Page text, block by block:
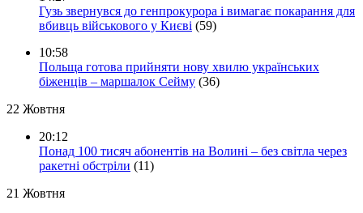
Гузь звернувся до генпрокурора і вимагає покарання для
вбивць військового у Києві (59)
10:58
Польща готова прийняти нову хвилю українських
біженців – маршалок Сейму (36)
22 Жовтня
20:12
Понад 100 тисяч абонентів на Волині – без світла через
ракетні обстріли (11)
21 Жовтня